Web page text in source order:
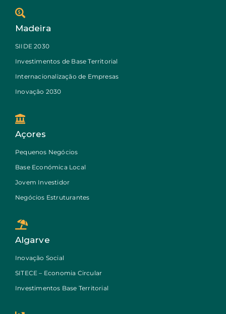
Madeira
SIIDE 2030
Investimentos de Base Territorial
Internacionalização de Empresas
Inovação 2030
Açores
Pequenos Negócios
Base Económica Local
Jovem Investidor
Negócios Estruturantes
Algarve
Inovação Social
SITECE – Economia Circular
Investimentos Base Territorial